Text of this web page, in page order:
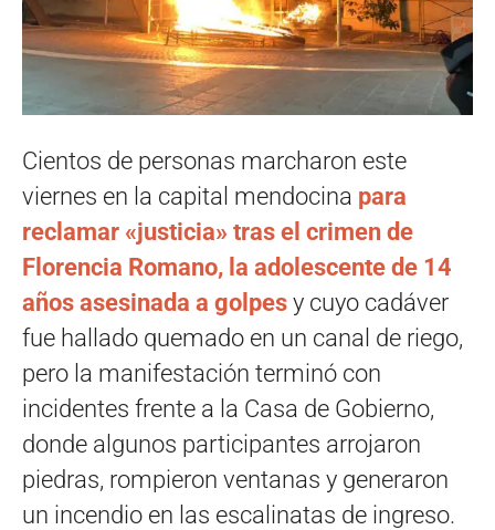
Cientos de personas marcharon este
viernes en la capital mendocina para
reclamar «justicia» tras el crimen de
Florencia Romano, la adolescente de 14
años asesinada a golpes y cuyo cadáver
fue hallado quemado en un canal de riego,
pero la manifestación terminó con
incidentes frente a la Casa de Gobierno,
donde algunos participantes arrojaron
piedras, rompieron ventanas y generaron
un incendio en las escalinatas de ingreso.